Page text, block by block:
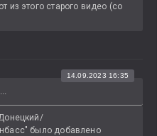
из этого старого видео (со
14.09.2023 16:35
было добавлено